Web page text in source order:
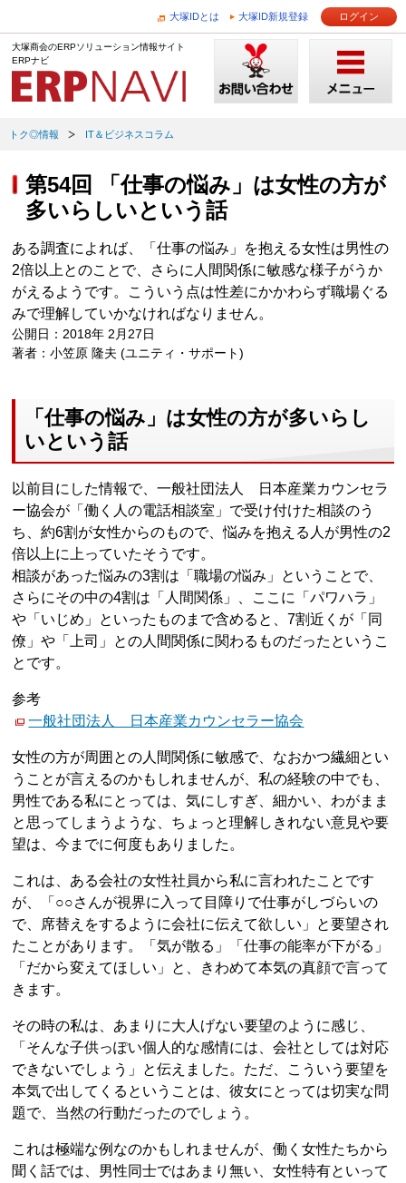
大塚IDとは 大塚ID新規登録 ログイン
大塚商会のERPソリューション情報サイト
ERPナビ
トク◎情報 IT＆ビジネスコラム
第54回 「仕事の悩み」は女性の方が
多いらしいという話
ある調査によれば、「仕事の悩み」を抱える女性は男性の
2倍以上とのことで、さらに人間関係に敏感な様子がうか
がえるようです。こういう点は性差にかかわらず職場ぐる
みで理解していかなければなりません。
公開日：2018年 2月27日
著者：小笠原 隆夫 (ユニティ・サポート)
「仕事の悩み」は女性の方が多いらし
いという話
以前目にした情報で、一般社団法人 日本産業カウンセラ
ー協会が「働く人の電話相談室」で受け付けた相談のう
ち、約6割が女性からのもので、悩みを抱える人が男性の2
倍以上に上っていたそうです。
相談があった悩みの3割は「職場の悩み」ということで、
さらにその中の4割は「人間関係」、ここに「パワハラ」
や「いじめ」といったものまで含めると、7割近くが「同
僚」や「上司」との人間関係に関わるものだったというこ
とです。
参考
一般社団法人 日本産業カウンセラー協会
女性の方が周囲との人間関係に敏感で、なおかつ繊細とい
うことが言えるのかもしれませんが、私の経験の中でも、
男性である私にとっては、気にしすぎ、細かい、わがまま
と思ってしまうような、ちょっと理解しきれない意見や要
望は、今までに何度もありました。
これは、ある会社の女性社員から私に言われたことです
が、「○○さんが視界に入って目障りで仕事がしづらいの
で、席替えをするように会社に伝えて欲しい」と要望され
たことがあります。「気が散る」「仕事の能率が下がる」
「だから変えてほしい」と、きわめて本気の真顔で言って
きます。
その時の私は、あまりに大人げない要望のように感じ、
「そんな子供っぽい個人的な感情には、会社としては対応
できないでしょう」と伝えました。ただ、こういう要望を
本気で出してくるということは、彼女にとっては切実な問
題で、当然の行動だったのでしょう。
これは極端な例なのかもしれませんが、働く女性たちから
聞く話では、男性同士ではあまり無い、女性特有といって